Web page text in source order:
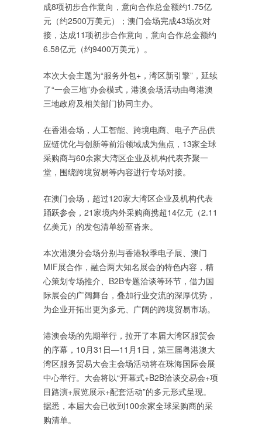
成8项初步合作意向，意向合作总金额约1.75亿
元（约2500万美元）；澳门会场完成43场次对
接，达成11项初步合作意向，意向合作总金额约
6.58亿元（约9400万美元）。
本次大会主题为“服务外包+，湾区新引擎”，延续
了“一会三地”办会模式，港澳会场活动由粤港澳
三地政府及相关部门协同主办。
在香港会场，人工智能、跨境电商、电子产品供
应链优化与创新等前沿领域成为焦点，13家全球
采购商与60余家大湾区企业及机构代表齐聚一
堂，围绕跨境贸易等内容进行专场对接。
在澳门会场，超过120家大湾区企业及机构代表
踊跃参会，21家境内外采购商携超14亿元（2.11
亿美元）的发包清单纷至沓来。
本次港澳分会场分别与香港秋季电子展、澳门
MIF展合作，融合两大知名展会的特色内容，精
心策划专场推介、B2B专题洽谈等环节，借力国
际展会的广阔舞台，叠加行业交流的深厚优势，
为企业开拓出更为多元、广阔的跨境贸易市场。
港澳会场的先期举行，拉开了本届大湾区服贸会
的序幕，10月31日—11月1日，第三届粤港澳大
湾区服务贸易大会主会场活动将在珠海国际会展
中心举行。大会将以“开幕式+B2B洽谈交易会+项
目路演+展览展示+配套活动”的多元形式呈现。
据悉，本届大会已收到100余家全球采购商的采
购清单。